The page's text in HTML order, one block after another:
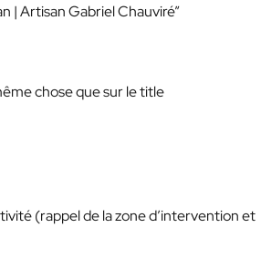
| Artisan Gabriel Chauviré”
chose que sur le title
(rappel de la zone d’intervention et